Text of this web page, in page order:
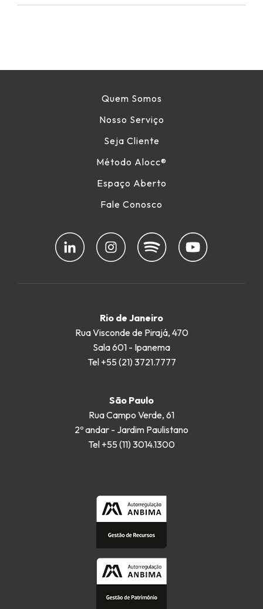
Quem Somos
Nosso Serviço
Seja Cliente
Método Alocc®
Espaço Aberto
Fale Conosco
Rio de Janeiro
Rua Visconde de Pirajá, 470
Sala 601 - Ipanema
Tel +55 (21) 3721.7777
São Paulo
Rua Campo Verde, 61
2º andar - Jardim Paulistano
Tel +55 (11) 3014.1300